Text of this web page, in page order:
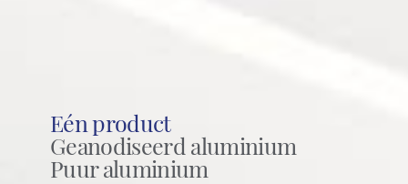
Eén product
Geanodiseerd aluminium
Puur aluminium